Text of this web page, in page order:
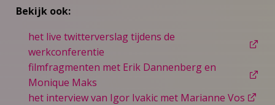
Bekijk ook:
het live twitterverslag tijdens de
werkconferentie
filmfragmenten met Erik Dannenberg en
Monique Maks
het interview van Igor Ivakic met Marianne Vos